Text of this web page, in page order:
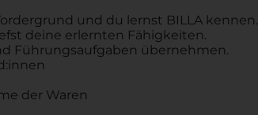
und du lernst BILLA kennen.
deine erlernten Fähigkeiten.
Führungsaufgaben übernehmen.
der Waren